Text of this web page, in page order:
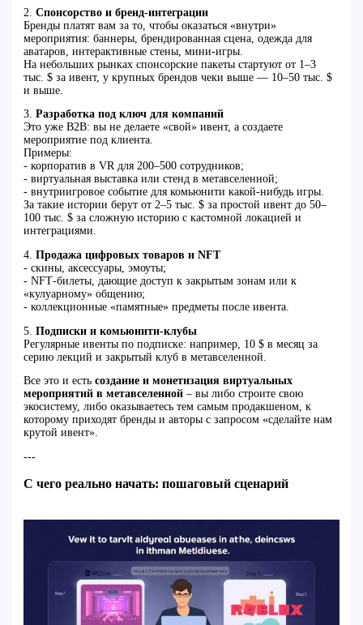
2.Спонсорство и бренд‑интеграции
Бренды платят вам за то, чтобы оказаться «внутри»
мероприятия: баннеры, брендированная сцена, одежда для
аватаров, интерактивные стены, мини‑игры.
На небольших рынках спонсорские пакеты стартуют от 1–3
тыс. $ за ивент, у крупных брендов чеки выше — 10–50 тыс. $
и выше.
3.Разработка под ключ для компаний
Это уже B2B: вы не делаете «свой» ивент, а создаете
мероприятие под клиента.
Примеры:
- корпоратив в VR для 200–500 сотрудников;
- виртуальная выставка или стенд в метавселенной;
- внутриигровое событие для комьюнити какой‑нибудь игры.
За такие истории берут от 2–5 тыс. $ за простой ивент до 50–
100 тыс. $ за сложную историю с кастомной локацией и
интеграциями.
4.Продажа цифровых товаров и NFT
- скины, аксессуары, эмоуты;
- NFT‑билеты, дающие доступ к закрытым зонам или к
«кулуарному» общению;
- коллекционные «памятные» предметы после ивента.
5.Подписки и комьюнити‑клубы
Регулярные ивенты по подписке: например, 10 $ в месяц за
серию лекций и закрытый клуб в метавселенной.
Все это и естьсоздание и монетизация виртуальных
мероприятий в метавселенной – вы либо строите свою
экосистему, либо оказываетесь тем самым продакшеном, к
которому приходят бренды и авторы с запросом «сделайте нам
крутой ивент».
---
С чего реально начать: пошаговый сценарий